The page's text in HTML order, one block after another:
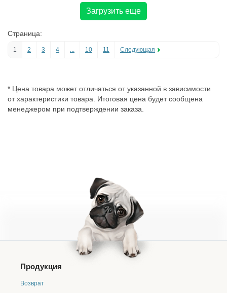
Загрузить еще
Страница:
1 2 3 4 ... 10 11 Следующая
* Цена товара может отличаться от указанной в зависимости
от характеристики товара. Итоговая цена будет сообщена
менеджером при подтверждении заказа.
Продукция
Возврат